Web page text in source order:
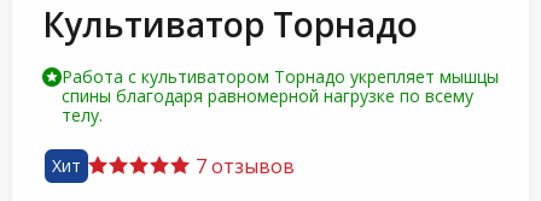
Культиватор Торнадо
Работа с культиватором Торнадо укрепляет мышцы
спины благодаря равномерной нагрузке по всему
телу.
Хит 7 отзывов